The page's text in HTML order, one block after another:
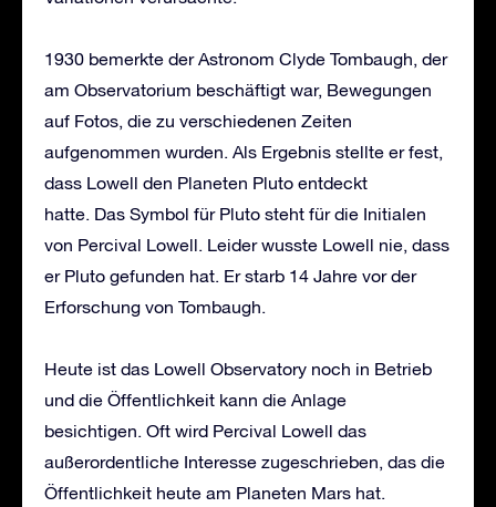
1930 bemerkte der Astronom Clyde Tombaugh, der
am Observatorium beschäftigt war, Bewegungen
auf Fotos, die zu verschiedenen Zeiten
aufgenommen wurden. Als Ergebnis stellte er fest,
dass Lowell den Planeten Pluto entdeckt
hatte. Das Symbol für Pluto steht für die Initialen
von Percival Lowell. Leider wusste Lowell nie, dass
er Pluto gefunden hat. Er starb 14 Jahre vor der
Erforschung von Tombaugh.
Heute ist das Lowell Observatory noch in Betrieb
und die Öffentlichkeit kann die Anlage
besichtigen. Oft wird Percival Lowell das
außerordentliche Interesse zugeschrieben, das die
Öffentlichkeit heute am Planeten Mars hat.